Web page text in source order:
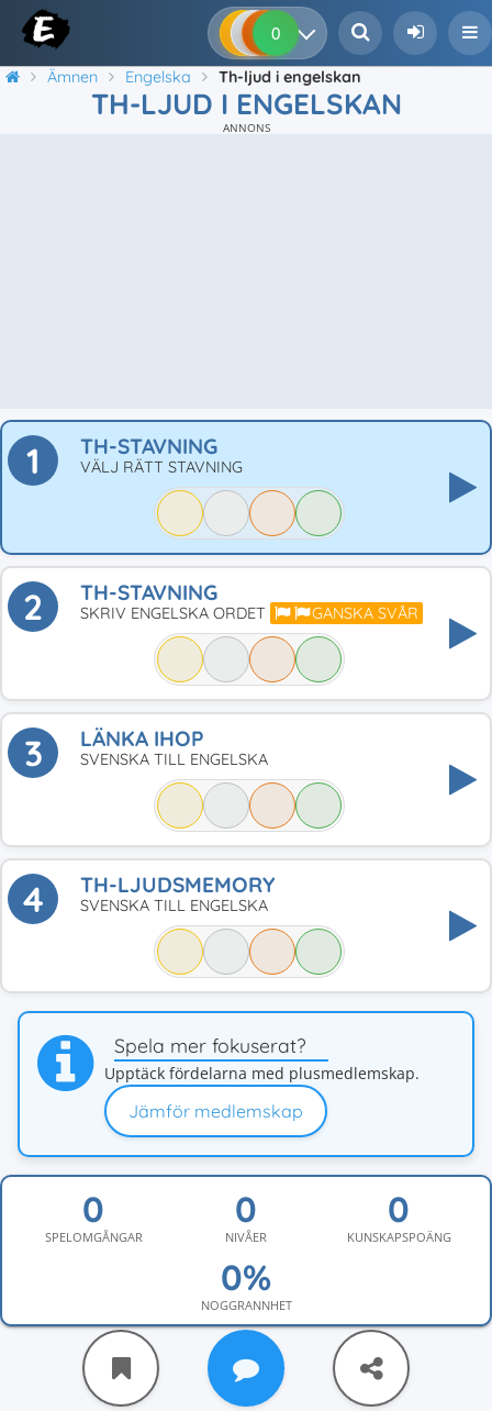
0 0 0
Ämnen Engelska Th-ljud i engelskan
TH-LJUD I ENGELSKAN
ANNONS
1 TH-STAVNING
VÄLJ RÄTT STAVNING
2 TH-STAVNING
SKRIV ENGELSKA ORDET GANSKA SVÅR
3 LÄNKA IHOP
SVENSKA TILL ENGELSKA
4 TH-LJUDSMEMORY
SVENSKA TILL ENGELSKA
Spela mer fokuserat?
Upptäck fördelarna med plusmedlemskap.
Jämför medlemskap
SPELOMGÅNGAR NIVÅER KUNSKAPSPOÄNG
NOGGRANNHET